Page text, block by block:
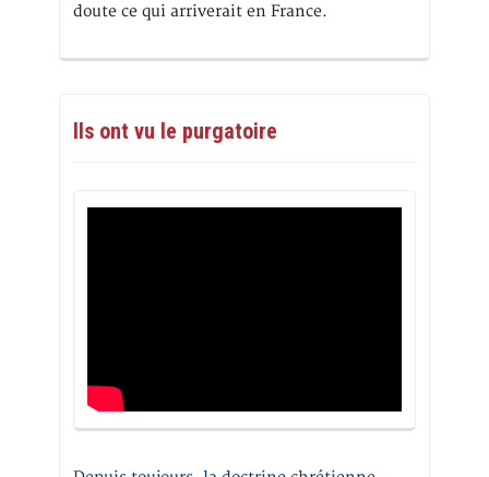
doute ce qui arriverait en France.
Ils ont vu le purgatoire